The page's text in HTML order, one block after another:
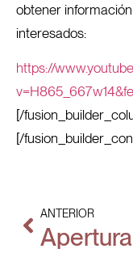
obtener
interesados:
https://
[/
[/
ANTERIOR